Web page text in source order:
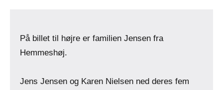
På billet til højre er familien Jensen fra
Hemmeshøj.
Jens Jensen og Karen Nielsen ned deres fem